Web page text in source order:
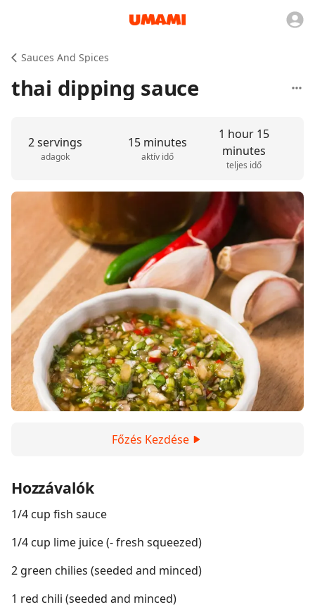
Sauces And Spices
thai dipping sauce
2 servings
adagok
15 minutes
aktív idő
1 hour 15
minutes
teljes idő
Főzés Kezdése
Hozzávalók
1/4 cup fish sauce
1/4 cup lime juice (- fresh squeezed)
2 green chilies (seeded and minced)
1 red chili (seeded and minced)